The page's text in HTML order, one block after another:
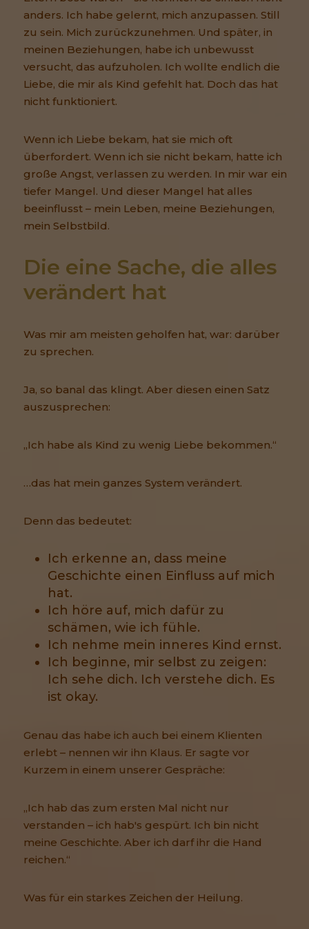
anders. Ich habe gelernt, mich anzupassen. Still
zu sein. Mich zurückzunehmen. Und später, in
meinen Beziehungen, habe ich unbewusst
versucht, das aufzuholen. Ich wollte endlich die
Liebe, die mir als Kind gefehlt hat. Doch das hat
nicht funktioniert.
Wenn ich Liebe bekam, hat sie mich oft
überfordert. Wenn ich sie nicht bekam, hatte ich
große Angst, verlassen zu werden. In mir war ein
tiefer Mangel. Und dieser Mangel hat alles
beeinflusst – mein Leben, meine Beziehungen,
mein Selbstbild.
Die eine Sache, die alles
verändert hat
Was mir am meisten geholfen hat, war: darüber
zu sprechen.
Ja, so banal das klingt. Aber diesen einen Satz
auszusprechen:
„Ich habe als Kind zu wenig Liebe bekommen.“
…das hat mein ganzes System verändert.
Denn das bedeutet:
Ich erkenne an, dass meine
Geschichte einen Einfluss auf mich
hat.
Ich höre auf, mich dafür zu
schämen, wie ich fühle.
Ich nehme mein inneres Kind ernst.
Ich beginne, mir selbst zu zeigen:
Ich sehe dich. Ich verstehe dich. Es
ist okay.
Genau das habe ich auch bei einem Klienten
erlebt – nennen wir ihn Klaus. Er sagte vor
Kurzem in einem unserer Gespräche:
„Ich hab das zum ersten Mal nicht nur
verstanden – ich hab's gespürt. Ich bin nicht
meine Geschichte. Aber ich darf ihr die Hand
reichen.“
Was für ein starkes Zeichen der Heilung.